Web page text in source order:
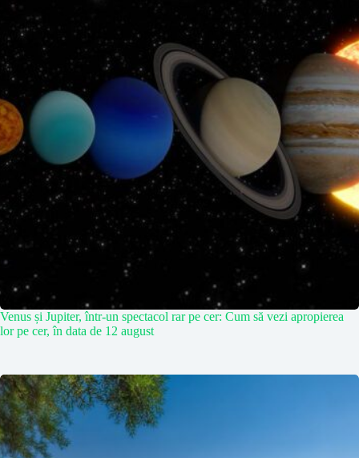
Venus și Jupiter, într-un spectacol rar pe cer: Cum să vezi apropierea
lor pe cer, în data de 12 august